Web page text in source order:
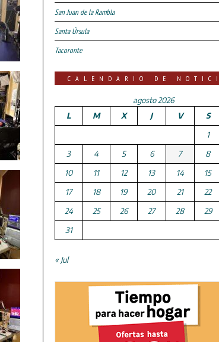
San Juan de la Rambla
Santa Úrsula
Tacoronte
CALENDARIO DE
agosto 2026
L
M X J V S
1
3
4 5 6 7 8
10
11 12 13 14 15
17
18 19 20 21 22
24
25 26 27 28 29
31
« Jul